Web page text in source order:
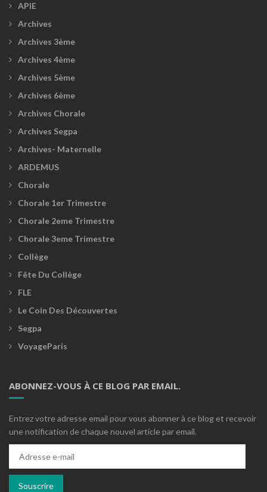
APIE
Archives
Archives 3ème
Archives 4ème
Archives 5ème
Archives 6ème
Archives Chorale
Archives Segpa
Archives- Maternelle
ARDEMUS
Chorale
Chorale 1er Trimestre
Chorale 2eme Trimestre
Chorale 3eme Trimestre
Collège
Fête Du Collège
FLE
Le Coin Des Découvertes
Segpa
VoyageParis
ABONNEZ-VOUS À CE BLOG PAR EMAIL.
Entrez votre adresse email pour vous abonner à ce blog et recevoir
une notification de chaque nouvel article par email.
mail
Souscrire